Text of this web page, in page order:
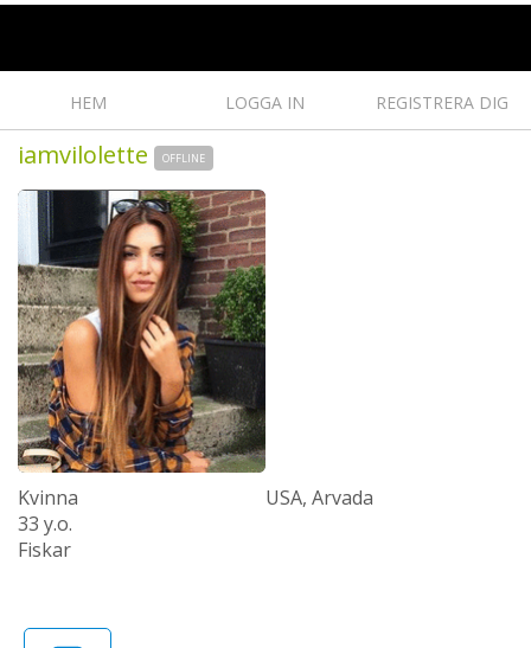
HEM LOGGA IN REGISTRERA DIG
iamvilolette OFFLINE
Kvinna
33 y.o.
Fiskar
USA, Arvada